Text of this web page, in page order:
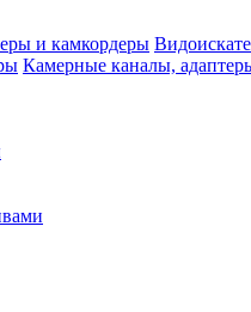
и камкордеры
Камерные каналы,